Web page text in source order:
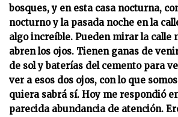
bosques, y en esta casa nocturna,
nocturno y la pasada noche en la
algo increíble. Pueden mirar la calle
abren los ojos. Tienen ganas de
de sol y baterías del cemento para
ver a esos dos ojos, con lo que
quiera sabrá sí. Hoy me respondió
parecida abundancia de atención.